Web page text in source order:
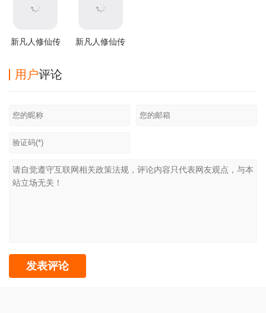
新凡人修仙传
新凡人修仙传
用户评论